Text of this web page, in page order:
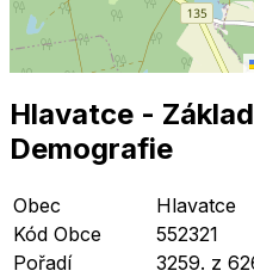
Hlavatce -
Demografie
Obec
Hlavatce
Kód Obce
552321
Pořadí
3259. z